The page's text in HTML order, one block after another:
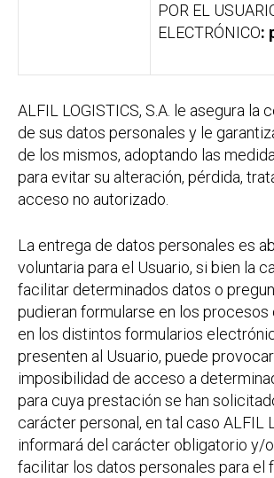
POR EL
ELECTRÓNICO:
ALFIL LOGISTICS, S.A. le asegura la
de sus datos personales y le
de los mismos, adoptando las
para evitar su alteración, pérdida,
acceso no autorizado.
La entrega de datos personales es
voluntaria para el Usuario, si bien la
facilitar determinados datos o
pudieran formularse en los procesos
en los distintos formularios
presenten al Usuario, puede
imposibilidad de acceso a
para cuya prestación se han
carácter personal, en tal caso ALFIL
informará del carácter obligatorio y/
facilitar los datos personales para el